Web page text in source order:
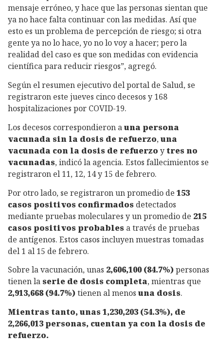
mensaje erróneo, y hace que las personas sientan que
ya no hace falta continuar con las medidas. Así que
esto es un problema de percepción de riesgo; si otra
gente ya no lo hace, yo no lo voy a hacer; pero la
realidad del caso es que son medidas con evidencia
científica para reducir riesgos”, agregó.
Según el resumen ejecutivo del portal de Salud, se
registraron este jueves cinco decesos y 168
hospitalizaciones por COVID-19.
Los decesos correspondieron auna persona
vacunada sin la dosis de refuerzo,una
vacunada con la dosis de refuerzo ytres no
vacunadas, indicó la agencia. Estos fallecimientos se
registraron el 11, 12, 14 y 15 de febrero.
Por otro lado, se registraron un promedio de 153
casos positivos confirmados detectados
mediante pruebas moleculares y un promedio de 215
casos positivos probables a través de pruebas
de antígenos. Estos casos incluyen muestras tomadas
del 1 al 15 de febrero.
Sobre la vacunación, unas 2,606,100 (84.7%)personas
tienen la serie de dosis completa, mientras que
2,913,668 (94.7%)tienen al menos una dosis.
Mientras tanto, unas 1,230,203 (54.3%), de
2,266,013 personas, cuentan ya con la dosis de
refuerzo.